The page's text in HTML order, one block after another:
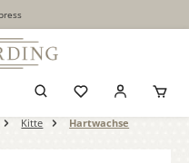
Kitte Hartwachse